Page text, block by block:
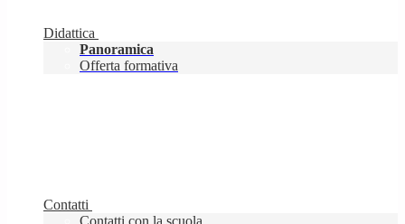
Didattica
Panoramica
Offerta formativa
Contatti